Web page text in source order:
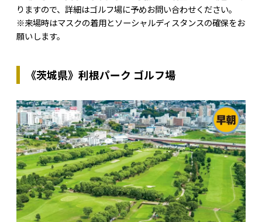
りますので、詳細はゴルフ場に予めお問い合わせください。
※来場時はマスクの着用とソーシャルディスタンスの確保をお
願いします。
《茨城県》利根パーク ゴルフ場